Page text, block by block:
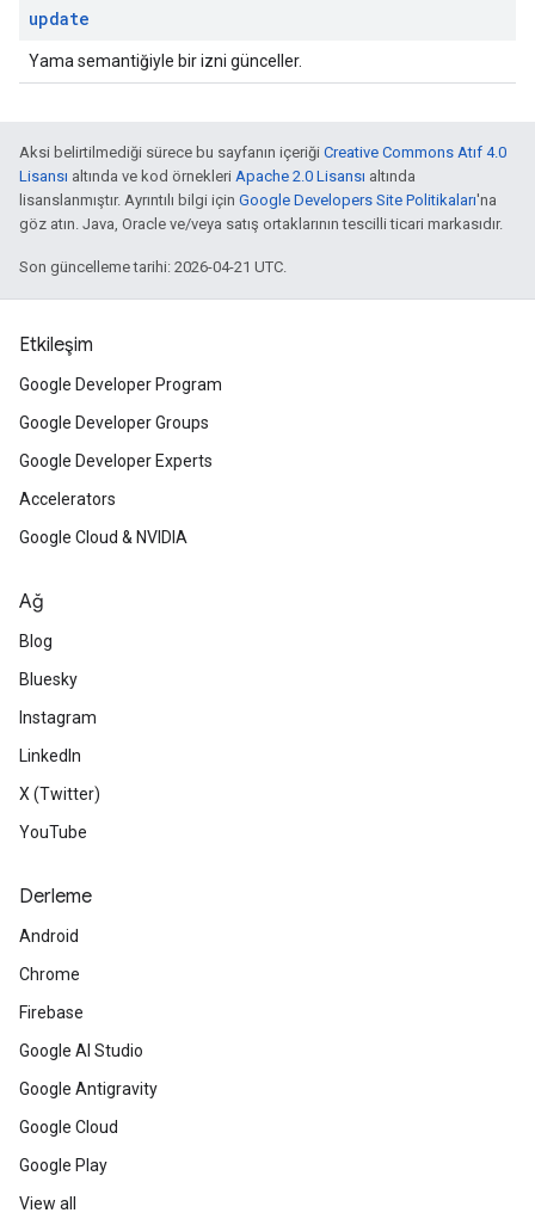
update
Yama semantiğiyle bir izni günceller.
Aksi belirtilmediği sürece bu sayfanın içeriği Creative Commons Atıf 4.0
Lisansı altında ve kod örnekleri Apache 2.0 Lisansı altında
lisanslanmıştır. Ayrıntılı bilgi için Google Developers Site Politikaları'na
göz atın. Java, Oracle ve/veya satış ortaklarının tescilli ticari markasıdır.
Son güncelleme tarihi: 2026-04-21 UTC.
Etkileşim
Google Developer Program
Google Developer Groups
Google Developer Experts
Accelerators
Google Cloud & NVIDIA
Ağ
Blog
Bluesky
Instagram
LinkedIn
X (Twitter)
YouTube
Derleme
Android
Chrome
Firebase
Google AI Studio
Google Antigravity
Google Cloud
Google Play
View all